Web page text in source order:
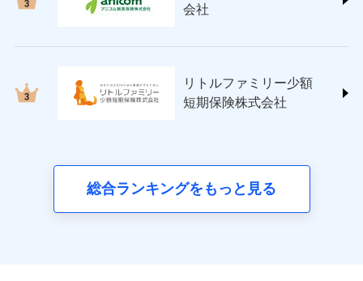
三井ダイレクト損害保険株式会社
アクサ生命保険株式会社
（https://www.axa.co.jp/）
（https://www.fwdlife.co.jp/）
ソニー生命保険株式会社
（https://www.sonylife.co.jp）
SOMPOひまわり生命保険株式会社
会社
リトルファミリー少額
短期保険株式会社
総合ランキングをもっと見る